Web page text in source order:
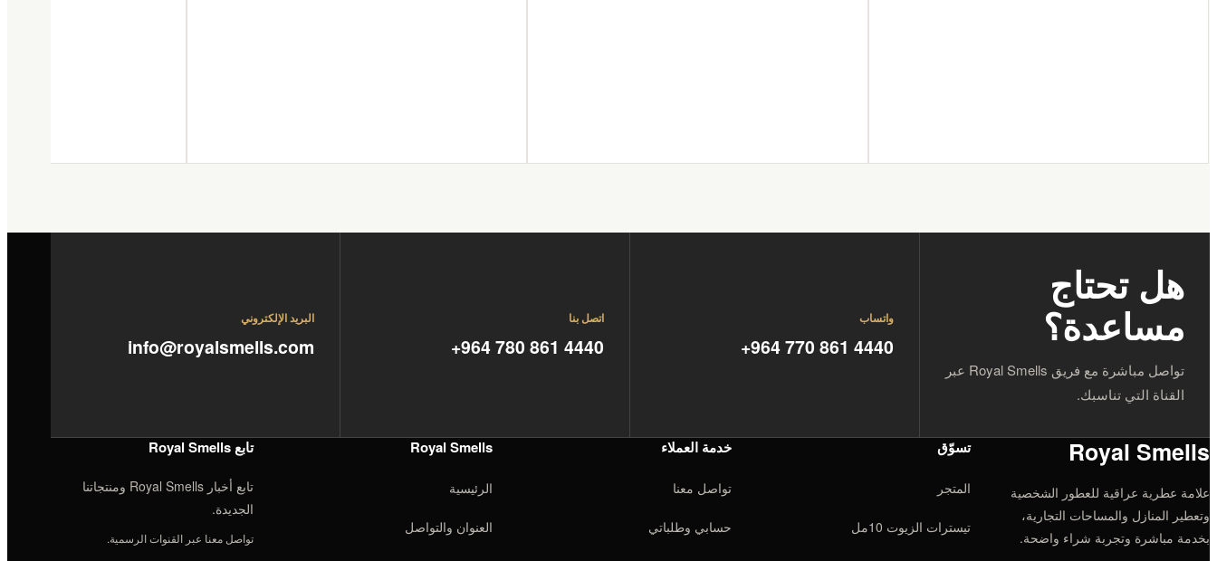
هل تحتاج
مساعدة؟
تواصل مباشرة مع فريق Royal Smells عبر
القناة التي تناسبك.
واتساب
+964 770 861 4440
اتصل بنا
+964 780 861 4440
البريد الإلكتروني
info@royalsmells.com
Royal Smells
علامة عطرية عراقية للعطور الشخصية
وتعطير المنازل والمساحات التجارية،
بخدمة مباشرة وتجربة شراء واضحة.
تسوّق
المتجر
تيسترات الزيوت 10مل
خدمة العملاء
تواصل معنا
حسابي وطلباتي
Royal Smells
الرئيسية
العنوان والتواصل
تابع Royal Smells
تابع أخبار Royal Smells ومنتجاتنا
الجديدة.
تواصل معنا عبر القنوات الرسمية.